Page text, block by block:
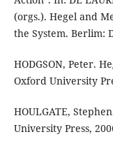
(orgs.). Hegel and
the System. Berlim:
HODGSON, Peter.
Oxford University
HOULGATE,
University Press,